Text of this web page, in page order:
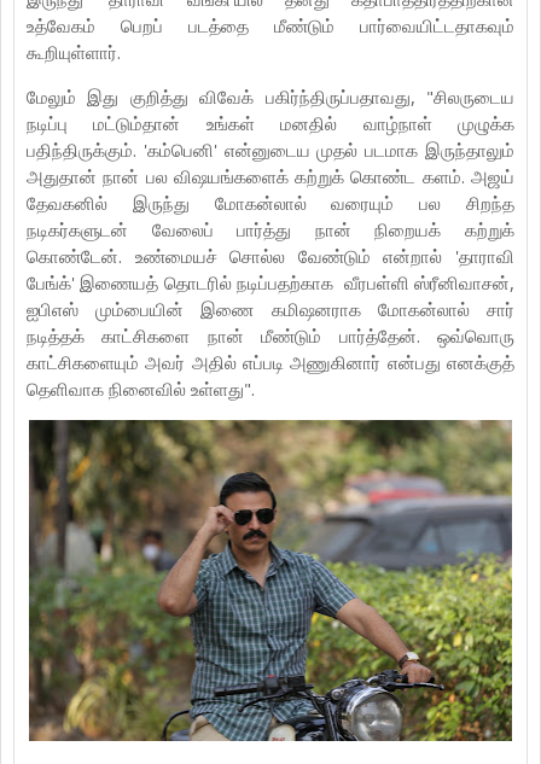
உத்வேகம் பெறப் படத்தை மீண்டும் பார்வையிட்டதாகவும்
கூறியுள்ளார்.
மேலும் இது குறித்து விவேக் பகிர்ந்திருப்பதாவது, "சிலருடைய
நடிப்பு மட்டும்தான் உங்கள் மனதில் வாழ்நாள் முழுக்க
பதிந்திருக்கும். 'கம்பெனி' என்னுடைய முதல் படமாக இருந்தாலும்
அதுதான் நான் பல விஷயங்களைக் கற்றுக் கொண்ட களம். அஜய்
தேவகனில் இருந்து மோகன்லால் வரையும் பல சிறந்த
நடிகர்களுடன் வேலைப் பார்த்து நான் நிறையக் கற்றுக்
கொண்டேன். உண்மையச் சொல்ல வேண்டும் என்றால் 'தாராவி
பேங்க்' இணையத் தொடரில் நடிப்பதற்காக வீரபள்ளி ஸ்ரீனிவாசன்,
ஐபிஎஸ் மும்பையின் இணை கமிஷனராக மோகன்லால் சார்
நடித்தக் காட்சிகளை நான் மீண்டும் பார்த்தேன். ஒவ்வொரு
காட்சிகளையும் அவர் அதில் எப்படி அணுகினார் என்பது எனக்குத்
தெளிவாக நினைவில் உள்ளது".